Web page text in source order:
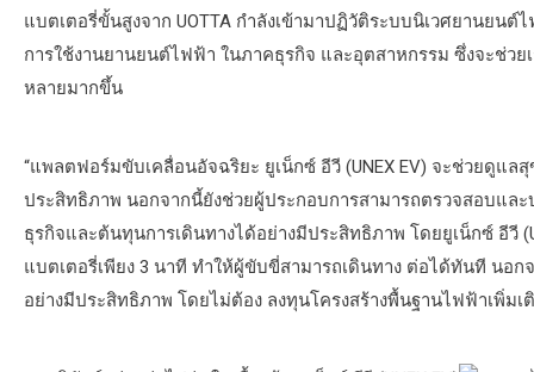
แบตเตอรี่ขั้นสูงจาก UOTTA กำลังเข้ามาปฏิวัติระบบนิเวศยานยน
การใช้งานยานยนต์ไฟฟ้า ในภาคธุรกิจ และอุตสาหกรรม ซึ่งจะช่ว
หลายมากขึ้น
“แพลตฟอร์มขับเคลื่อนอัจฉริยะ ยูเน็กซ์ อีวี (UNEX EV) จะช่วยดูแล
ประสิทธิภาพ นอกจากนี้ยังช่วยผู้ประกอบการสามารถตรวจสอบแล
ธุรกิจและต้นทุนการเดินทางได้อย่างมีประสิทธิภาพ โดยยูเน็กซ์ อีวี
แบตเตอรี่เพียง 3 นาที ทำให้ผู้ขับขี่สามารถเดินทาง ต่อได้ทันที นอ
อย่างมีประสิทธิภาพ โดยไม่ต้อง ลงทุนโครงสร้างพื้นฐานไฟฟ้าเพิ่มเ